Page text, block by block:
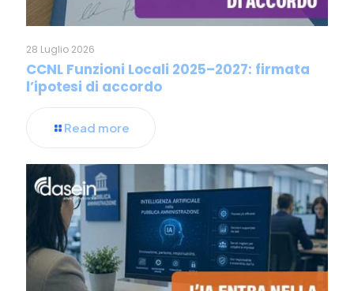
28 Luglio 2026
CCNL Funzioni Locali 2025–2027: firmata
l’ipotesi di accordo
Read more